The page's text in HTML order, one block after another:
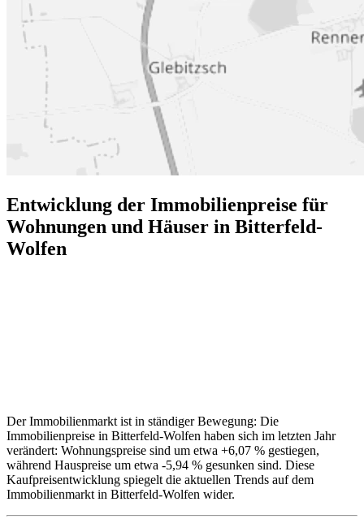
Entwicklung der Immobilienpreise für
Wohnungen und Häuser in Bitterfeld-
Wolfen
Der Immobilienmarkt ist in ständiger Bewegung: Die
Immobilienpreise in Bitterfeld-Wolfen haben sich im letzten Jahr
verändert: Wohnungspreise sind um etwa +6,07 % gestiegen,
während Hauspreise um etwa -5,94 % gesunken sind. Diese
Kaufpreisentwicklung spiegelt die aktuellen Trends auf dem
Immobilienmarkt in Bitterfeld-Wolfen wider.